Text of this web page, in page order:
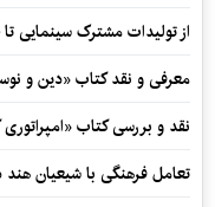
از تولیدات مشترک سینمایی
معرفی و نقد کتاب «دین و
نقد و بررسی کتاب
تعامل فرهنگی با شیعیان